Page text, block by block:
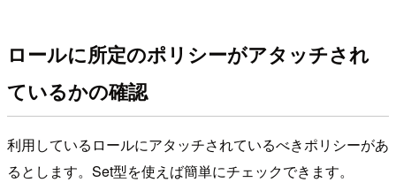
ロールに所定のポリシーがアタッチされ
ているかの確認
利用しているロールにアタッチされているべきポリシーがあ
るとします。Set型を使えば簡単にチェックできます。